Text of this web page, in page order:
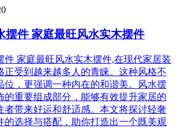
摆件 家庭最旺风水实木摆件
件 家庭最旺风水实木摆件,在现代家居装
正受到越来越多人的青睐。这种风格不
位，更强调一种内在的和谐美。风水摆
的重要组成部分，能够有效提升家居的
者带来好运和舒适感。本文将探讨轻奢
的选择与搭配，助你打造出一个既美观